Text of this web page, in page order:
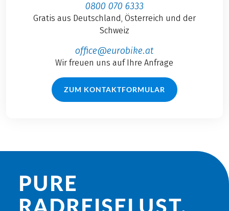
0800 070 6333
Gratis aus Deutschland, Österreich und der
Schweiz
office@eurobike.at
Wir freuen uns auf Ihre Anfrage
ZUM KONTAKTFORMULAR
PURE